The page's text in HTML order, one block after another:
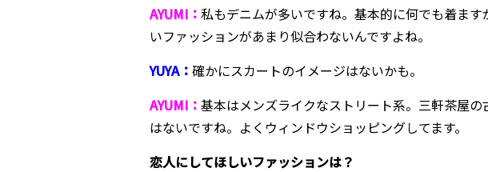
AYUMI： 私もデニムが多いですね。基本的に何でも着ま
いファッションがあまり似合わないんですよね。
YUYA： 確かにスカートのイメージはないかも。
AYUMI： 基本はメンズライクなストリート系。三軒茶屋
はないですね。よくウィンドウショッピングしてます。
――恋人にしてほしいファッションは？